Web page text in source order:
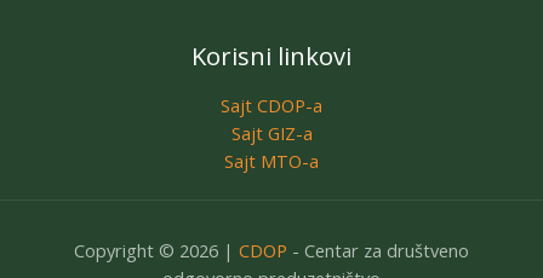
Korisni linkovi
Sajt CDOP-a
Sajt GIZ-a
Sajt MTO-a
Copyright © 2026 | CDOP - Centar za društveno